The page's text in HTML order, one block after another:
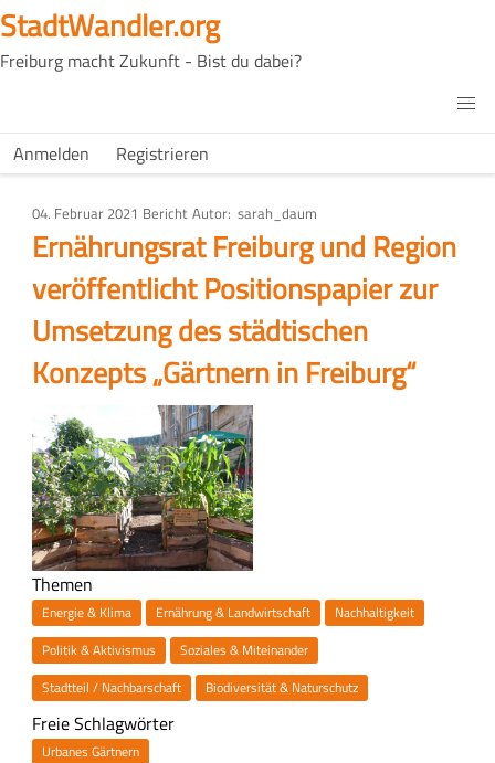
Direkt
zum
Inhalt
StadtWandler.org
Freiburg macht Zukunft - Bist du dabei?
Main
H4C
USER
Anmelden Registrieren
04. Februar 2021 Art
des
Artikels
Bericht Autor sarah_daum
Ernährungsrat Freiburg und Region
veröffentlicht Positionspapier zur
Umsetzung des städtischen
Konzepts „Gärtnern in Freiburg“
Bild
Themen
Energie & Klima Ernährung & Landwirtschaft
Nachhaltigkeit
Politik & Aktivismus
Soziales & Miteinander
Stadtteil / Nachbarschaft
Biodiversität & Naturschutz
Freie Schlagwörter
Urbanes Gärtnern